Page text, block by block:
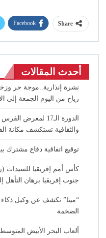
Share
Facebook
أحدث المقالات
نشرة إنذارية..موجة حر
رياح من اليوم الجمعة إلى
الدورة الـ17
والثقافية تستكشف مكانة
توقيع اتفاقية دفاع مشترك
كأس أمم إفريقيا للسيدات
جنوب إفريقيا برهان التأهل
“ميتا” تكشف عن وكيل
الضخمة